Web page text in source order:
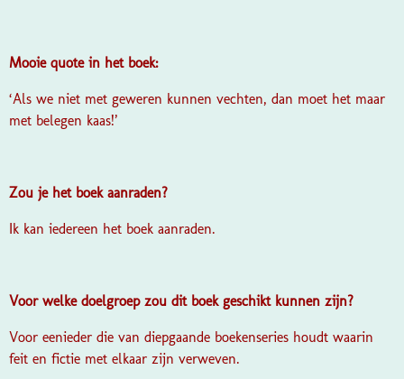
Mooie quote in het boek:
‘Als we niet met geweren kunnen vechten, dan moet het maar
met belegen kaas!’
Zou je het boek aanraden?
Ik kan iedereen het boek aanraden.
Voor welke doelgroep zou dit boek geschikt kunnen zijn?
Voor eenieder die van diepgaande boekenseries houdt waarin
feit en fictie met elkaar zijn verweven.